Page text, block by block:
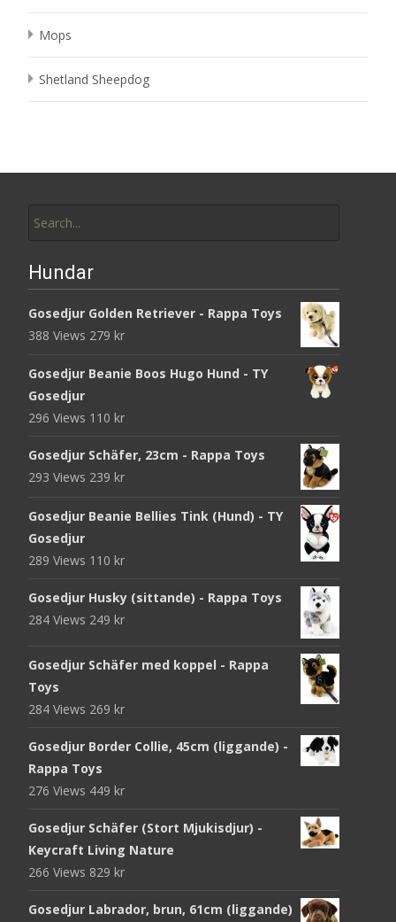
Mops
Shetland Sheepdog
for:
Hundar
Gosedjur Golden Retriever - Rappa Toys
388 Views 279 kr
Gosedjur Beanie Boos Hugo Hund - TY
Gosedjur
296 Views 110 kr
Gosedjur Schäfer, 23cm - Rappa Toys
293 Views 239 kr
Gosedjur Beanie Bellies Tink (Hund) - TY
Gosedjur
289 Views 110 kr
Gosedjur Husky (sittande) - Rappa Toys
284 Views 249 kr
Gosedjur Schäfer med koppel - Rappa
Toys
284 Views 269 kr
Gosedjur Border Collie, 45cm (liggande) -
Rappa Toys
276 Views 449 kr
Gosedjur Schäfer (Stort Mjukisdjur) -
Keycraft Living Nature
266 Views 829 kr
Gosedjur Labrador, brun, 61cm (liggande)